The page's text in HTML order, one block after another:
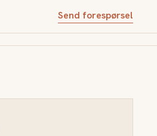
Send forespørsel